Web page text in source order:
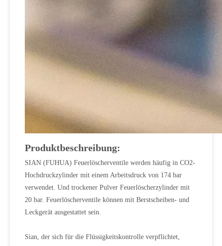
Produktbeschreibung:
SIAN (FUHUA) Feuerlöscherventile werden häufig in CO2-
Hochdruckzylinder mit einem Arbeitsdruck von 174 bar
verwendet. Und trockener Pulver Feuerlöscherzylinder mit
20 bar. Feuerlöscherventile können mit Berstscheiben- und
Leckgerät ausgestattet sein.
Sian, der sich für die Flüssigkeitskontrolle verpflichtet,